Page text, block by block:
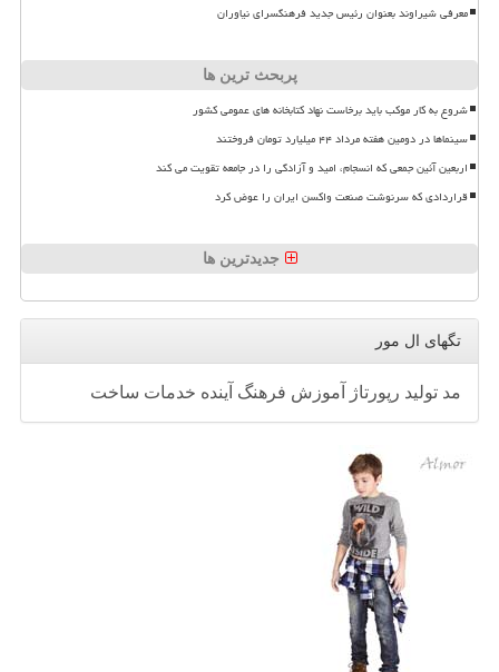
معرفی شیراوند بعنوان رئیس جدید فرهنگسرای نیاوران
پربحث ترین ها
شروع به کار موکب باید برخاست نهاد کتابخانه های عمومی کشور
سینماها در دومین هفته مرداد ۴۴ میلیارد تومان فروختند
اربعین آئین جمعی که انسجام، امید و آزادگی را در جامعه تقویت می کند
قراردادی که سرنوشت صنعت واکسن ایران را عوض کرد
جدیدترین ها
تگهای ال مور
مد تولید رپورتاژ آموزش فرهنگ آینده خدمات ساخت